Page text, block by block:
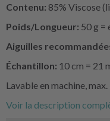
Contenu: 85% Viscose
Poids/Longueur: 50 g =
Aiguilles
Échantillon: 10 cm = 21
Lavable en machine,
Voir la description